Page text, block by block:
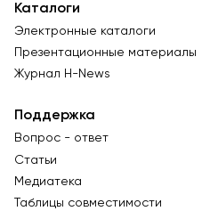
Каталоги
Электронные каталоги
Презентационные материалы
Журнал Н-News
Поддержка
Вопрос - ответ
Статьи
Медиатека
Таблицы совместимости